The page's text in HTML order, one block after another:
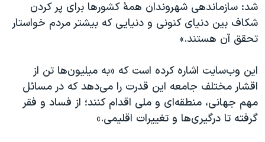
شد: سازماندهی شهروندان همهٔ کشورها برای پر کردن
شکاف بین دنیای کنونی و دنیایی که بیشتر مردم خواستار
تحقق آن هستند.»
این وب‌سایت اشاره کرده است که «به میلیون‌ها تن از
اقشار مختلف جامعه این قدرت را می‌دهد که در مسائل
مهم جهانی، منطقه‌ای و ملی اقدام کنند؛ از فساد و فقر
گرفته تا درگیری‌ها و تغییرات اقلیمی.»